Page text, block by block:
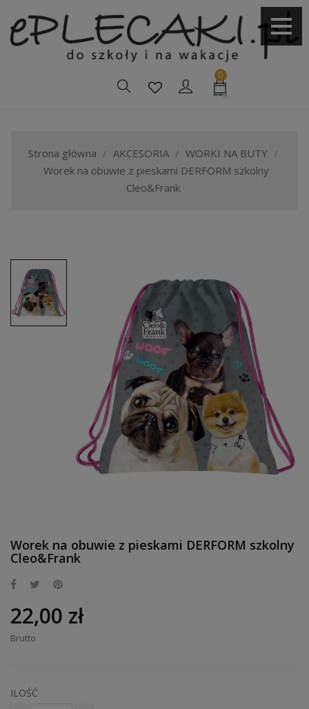
0
Strona główna AKCESORIA
WORKI NA BUTY
Worek na obuwie z pieskami DERFORM szkolny
Cleo&Frank
Worek na obuwie z pieskami DERFORM szkolny
Cleo&Frank
22,00 zł
Brutto
ILOŚĆ